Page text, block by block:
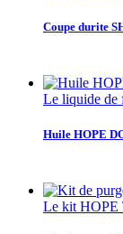
Coupe durite
Le liquide de
Huile HOPE
Le kit HOPE